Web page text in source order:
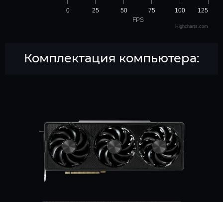
FPS
0 100
25 50 75 125
Highcharts.com
Комплектация компьютера: